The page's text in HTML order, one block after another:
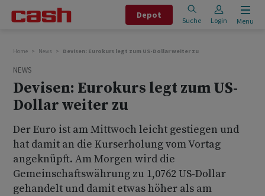
Depot
Suche Login Menu
Home News Devisen: Eurokurs legt zum US-Dollar weiter zu
NEWS
Devisen: Eurokurs legt zum US-
Dollar weiter zu
Der Euro ist am Mittwoch leicht gestiegen und
hat damit an die Kurserholung vom Vortag
angeknüpft. Am Morgen wird die
Gemeinschaftswährung zu 1,0762 US-Dollar
gehandelt und damit etwas höher als am